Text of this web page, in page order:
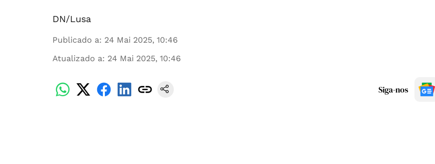
DN/Lusa
Publicado a: 24 Mai 2025, 10:46
Atualizado a: 24 Mai 2025, 10:46
Siga-nos